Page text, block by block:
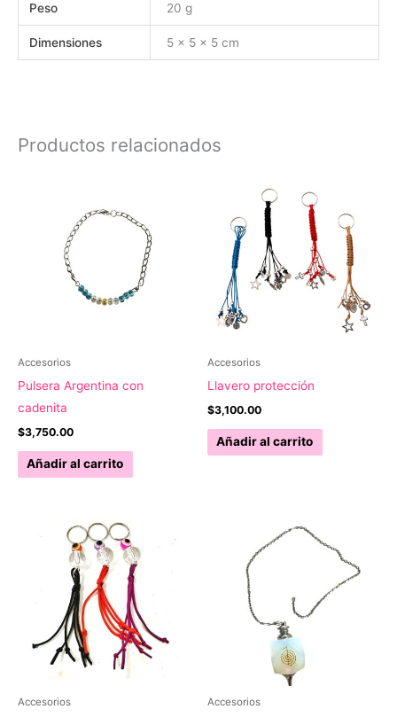
Peso 20 g
Dimensiones 5 × 5 × 5 cm
Productos relacionados
Accesorios
Pulsera Argentina con
cadenita
$3,750.00
Añadir al carrito
Accesorios
Llavero protección
$3,100.00
Añadir al carrito
Accesorios Accesorios